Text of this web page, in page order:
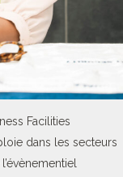
Facilities
dans les secteurs